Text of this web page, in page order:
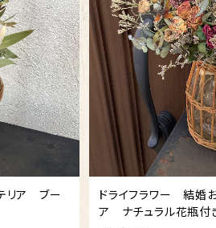
リア ブー
ドライフラワー 結
ア ナチュラル花瓶付